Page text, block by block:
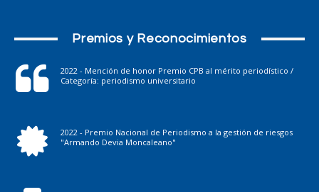
Premios y Reconocimientos
2022 - Mención de honor Premio CPB al mérito periodístico /
Categoría: periodismo universitario
2022 - Premio Nacional de Periodismo a la gestión de riesgos
"Armando Devia Moncaleano"